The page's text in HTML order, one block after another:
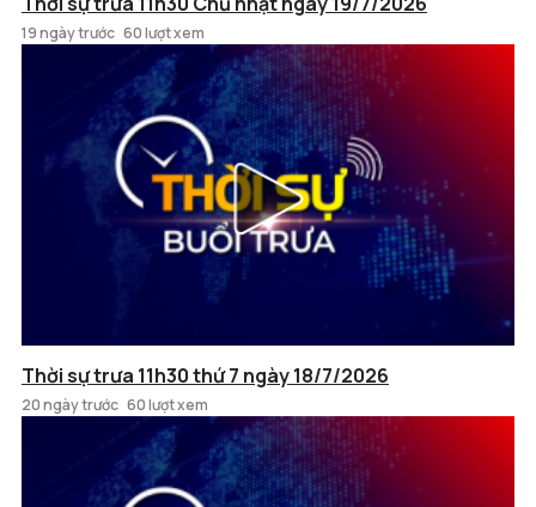
19 ngày trước 60 lượt xem
Thời sự trưa 11h30 thứ 7 ngày 18/7/2026
20 ngày trước 60 lượt xem